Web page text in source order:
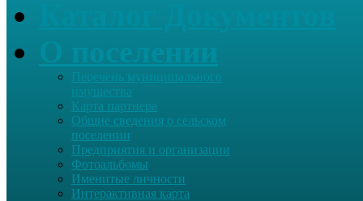
Перечень муниципального
имущества
Карта партнера
Общие сведения о сельском
поселении
Предприятия и организации
Фотоальбомы
Именитые личности
Интерактивная карта